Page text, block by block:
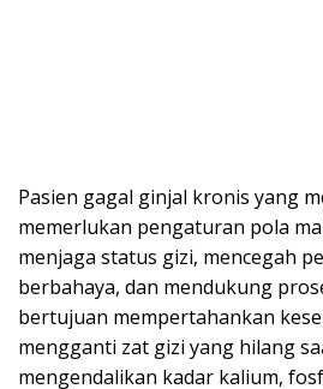
Pasien gagal ginjal kronis yang
memerlukan pengaturan pola
menjaga status gizi, mencegah
berbahaya, dan mendukung
bertujuan mempertahankan
mengganti zat gizi yang hilang
mengendalikan kadar kalium,